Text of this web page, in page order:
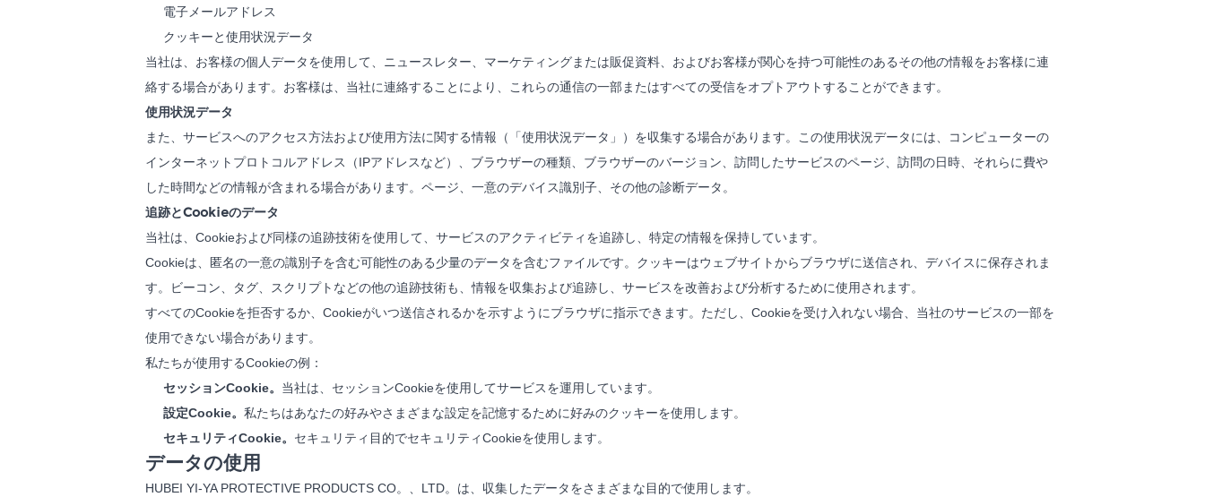
電子メールアドレス
クッキーと使用状況データ
当社は、お客様の個人データを使用して、ニュースレター、マーケティングまたは販促資料、およびお客様が関心を持つ可能性のあるその他の情報をお客様に連
絡する場合があります。お客様は、当社に連絡することにより、これらの通信の一部またはすべての受信をオプトアウトすることができます。
使用状況データ
また、サービスへのアクセス方法および使用方法に関する情報（「使用状況データ」）を収集する場合があります。この使用状況データには、コンピューターの
インターネットプロトコルアドレス（IPアドレスなど）、ブラウザーの種類、ブラウザーのバージョン、訪問したサービスのページ、訪問の日時、それらに費や
した時間などの情報が含まれる場合があります。ページ、一意のデバイス識別子、その他の診断データ。
追跡とCookieのデータ
当社は、Cookieおよび同様の追跡技術を使用して、サービスのアクティビティを追跡し、特定の情報を保持しています。
Cookieは、匿名の一意の識別子を含む可能性のある少量のデータを含むファイルです。クッキーはウェブサイトからブラウザに送信され、デバイスに保存されま
す。ビーコン、タグ、スクリプトなどの他の追跡技術も、情報を収集および追跡し、サービスを改善および分析するために使用されます。
すべてのCookieを拒否するか、Cookieがいつ送信されるかを示すようにブラウザに指示できます。ただし、Cookieを受け入れない場合、当社のサービスの一部を
使用できない場合があります。
私たちが使用するCookieの例：
セッションCookie。 当社は、セッションCookieを使用してサービスを運用しています。
設定Cookie。 私たちはあなたの好みやさまざまな設定を記憶するために好みのクッキーを使用します。
セキュリティCookie。 セキュリティ目的でセキュリティCookieを使用します。
データの使用
HUBEI YI-YA PROTECTIVE PRODUCTS CO。、LTD。は、収集したデータをさまざまな目的で使用します。